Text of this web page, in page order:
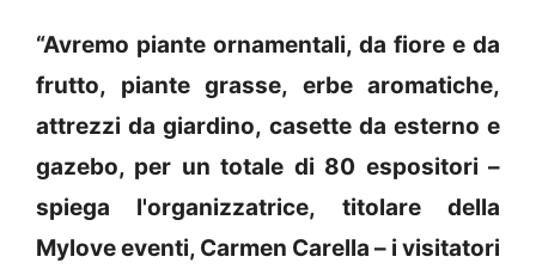
“Avremo piante ornamentali, da fiore e da
frutto, piante grasse, erbe aromatiche,
attrezzi da giardino, casette da esterno e
gazebo, per un totale di 80 espositori –
spiega l'organizzatrice, titolare della
Mylove eventi, Carmen Carella – i visitatori